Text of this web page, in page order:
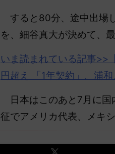
すると80分、途中出場
を、細谷真大が決めて、
いま読まれている記事>>
円超え 「1年契約」。浦
日本はこのあと7月に国
征でアメリカ代表、メキ